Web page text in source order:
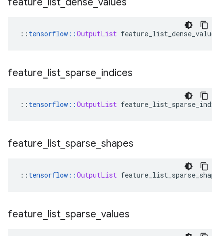
:: tensorflow ::OutputList feature_list_dense_values
feature list sparse indices
:: tensorflow ::OutputList
feature list sparse shapes
:: tensorflow ::OutputList
feature list sparse values